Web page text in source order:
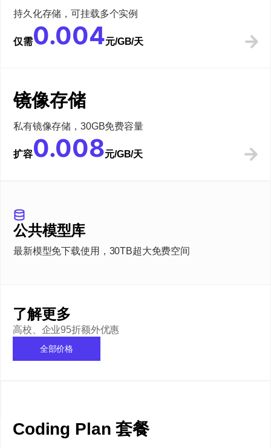
持久化存储，可挂载多个实例
仅需0.004元/GB/天
镜像存储
私有镜像存储，30GB免费容量
扩容0.008元/GB/天
公共模型库
最新模型免下载使用，30TB超大免费空间
了解更多
高校、企业95折额外优惠
全部价格
Coding Plan 套餐